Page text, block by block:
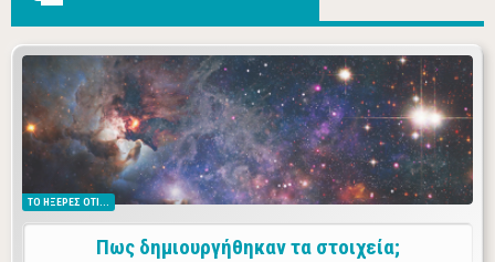
Η ιστορία της δημιουργίας του σύμπαντος και του
σχηματισμού των χημικών στοιχείων.
ΤΟ ΗΞΕΡΕΣ ΟΤΙ...
Πως δημιουργήθηκαν τα στοιχεία;